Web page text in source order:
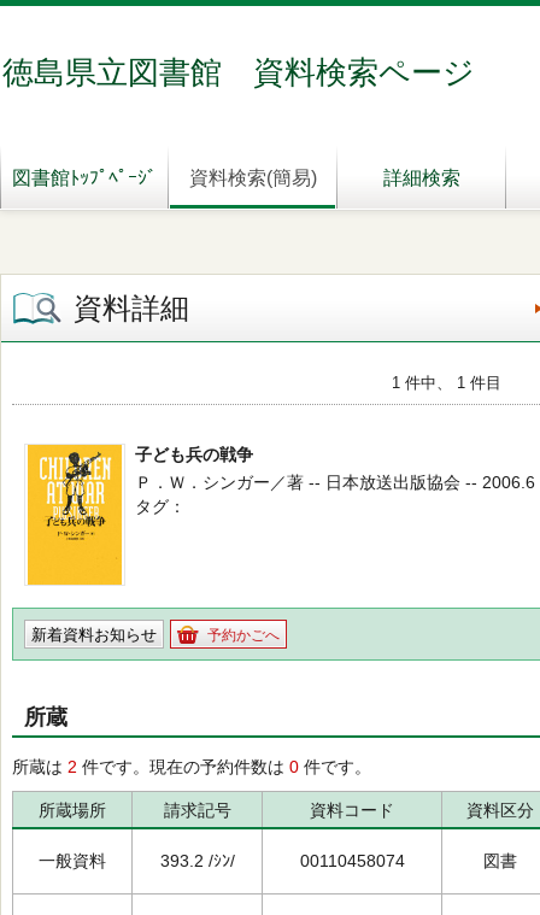
徳島県立図書館 資料検索ページ
図書館ﾄｯﾌﾟﾍﾟｰｼﾞ 資料検索(簡易) 詳細検索
資料詳細
1 件中、 1 件目
子ども兵の戦争
Ｐ．Ｗ．シンガー／著 -- 日本放送出版協会 -- 2006.6
タグ
新着資料お知らせ 予約かごへ
所蔵
所蔵は 2 件です。現在の予約件数は 0 件です。
所蔵場所 請求記号 資料コード 資料区分
一般資料 393.2 /ｼﾝ/ 00110458074 図書